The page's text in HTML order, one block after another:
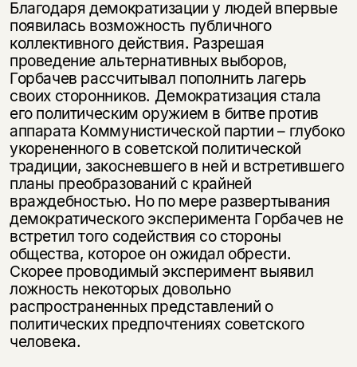
Благодаря демократизации у людей впервые
появилась возможность публичного
коллективного действия. Разрешая
проведение альтернативных выборов,
Горбачев рассчитывал пополнить лагерь
своих сторонников. Демократизация стала
его политическим оружием в битве против
аппарата Коммунистической партии – глубоко
укорененного в советской политической
традиции, закосневшего в ней и встретившего
планы преобразований с крайней
враждебностью. Но по мере развертывания
демократического эксперимента Горбачев не
встретил того содействия со стороны
общества, которое он ожидал обрести.
Скорее проводимый эксперимент выявил
ложность некоторых довольно
распространенных представлений о
политических предпочтениях советского
человека.